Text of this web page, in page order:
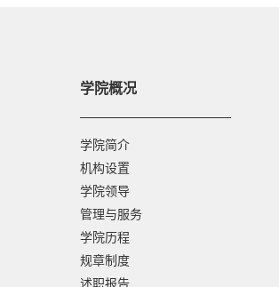
学院概况
学院简介
机构设置
学院领导
管理与服务
学院历程
规章制度
述职报告